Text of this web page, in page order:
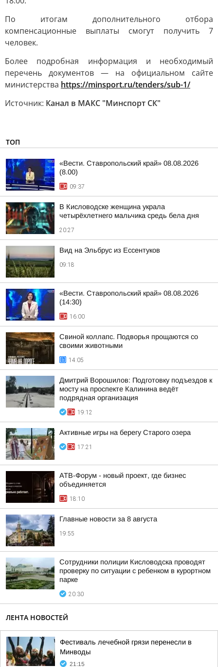
По итогам дополнительного отбора
компенсационные выплаты смогут получить 7
человек.
Более подробная информация и необходимый
перечень документов — на официальном сайте
министерства https://minsport.ru/tenders/sub-1/
Источник: Канал в МАКС "Минспорт СК"
ТОП
«Вести. Ставропольский край» 08.08.2026
(8.00)
09:37
В Кисловодске женщина украла
четырёхлетнего мальчика средь бела дня
20:27
Вид на Эльбрус из Ессентуков
09:18
«Вести. Ставропольский край» 08.08.2026
(14:30)
16:00
Свиной коллапс. Подворья прощаются со
своими животными
14:05
Дмитрий Ворошилов: Подготовку подъездов к
мосту на проспекте Калинина ведёт
подрядная организация
19:12
Активные игры на берегу Старого озера
17:21
АТВ-Форум - новый проект, где бизнес
объединяется
18:10
Главные новости за 8 августа
19:55
Сотрудники полиции Кисловодска проводят
проверку по ситуации с ребенком в курортном
парке
20:30
ЛЕНТА НОВОСТЕЙ
Фестиваль лечебной грязи перенесли в
Минводы
21:15